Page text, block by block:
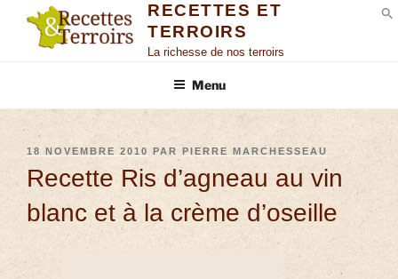
RECETTES ET
TERROIRS
La richesse de nos terroirs
Menu
18 NOVEMBRE 2010 PAR PIERRE MARCHESSEAU
Recette Ris d’agneau au vin
blanc et à la crème d’oseille